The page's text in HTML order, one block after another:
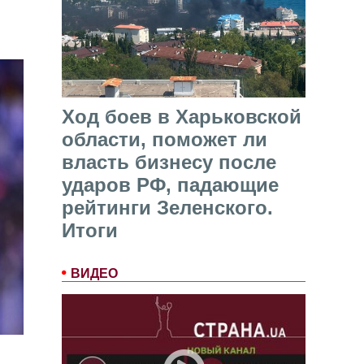
Ход боев в Харьковской
области, поможет ли
власть бизнесу после
ударов РФ, падающие
рейтинги Зеленского.
Итоги
ВИДЕО